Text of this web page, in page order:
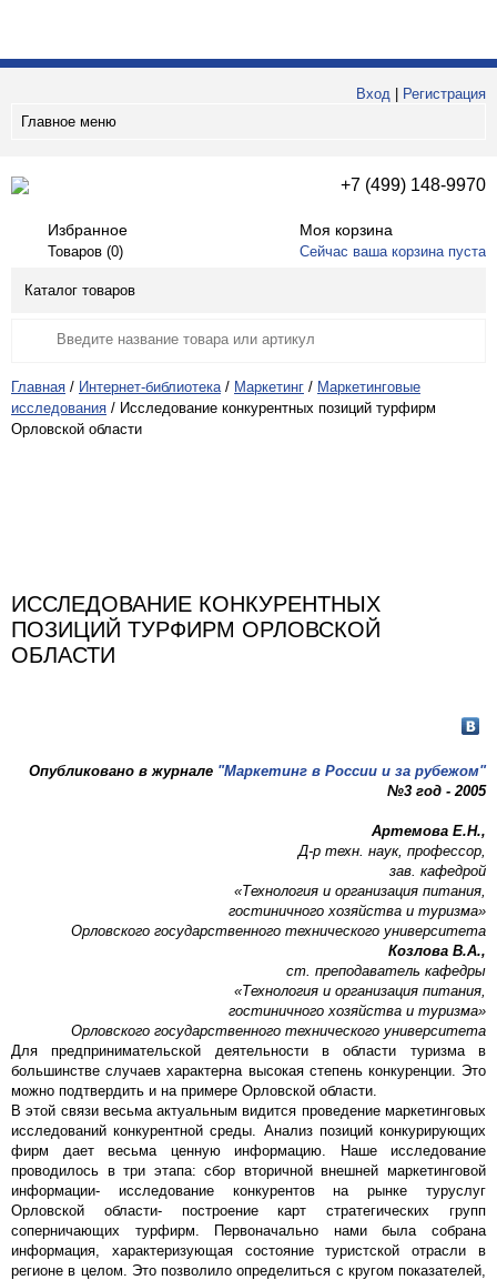
Вход
Регистрация
Главное меню
+7 (499) 148-9970
Избранное
Товаров (0)
Моя корзина
Сейчас ваша корзина пуста
Каталог товаров
Главная / Интернет-библиотека / Маркетинг / Маркетинговые
исследования / Исследование конкурентных позиций турфирм
Орловской области
ИССЛЕДОВАНИЕ КОНКУРЕНТНЫХ
ПОЗИЦИЙ ТУРФИРМ ОРЛОВСКОЙ
ОБЛАСТИ
Опубликовано в журнале "Маркетинг в России и за рубежом"
№3 год - 2005
Артемова Е.Н.,
Д-р техн. наук, профессор,
зав. кафедрой
«Технология и организация питания,
гостиничного хозяйства и туризма»
Орловского государственного технического университета
Козлова В.А.,
ст. преподаватель кафедры
«Технология и организация питания,
гостиничного хозяйства и туризма»
Орловского государственного технического университета
Для предпринимательской деятельности в области туризма в
большинстве случаев характерна высокая степень конкуренции. Это
можно подтвердить и на примере Орловской области.
В этой связи весьма актуальным видится проведение маркетинговых
исследований конкурентной среды. Анализ позиций конкурирующих
фирм дает весьма ценную информацию. Наше исследование
проводилось в три этапа: сбор вторичной внешней маркетинговой
информации- исследование конкурентов на рынке туруслуг
Орловской области- построение карт стратегических групп
соперничающих турфирм. Первоначально нами была собрана
информация, характеризующая состояние туристской отрасли в
регионе в целом. Это позволило определиться с кругом показателей,